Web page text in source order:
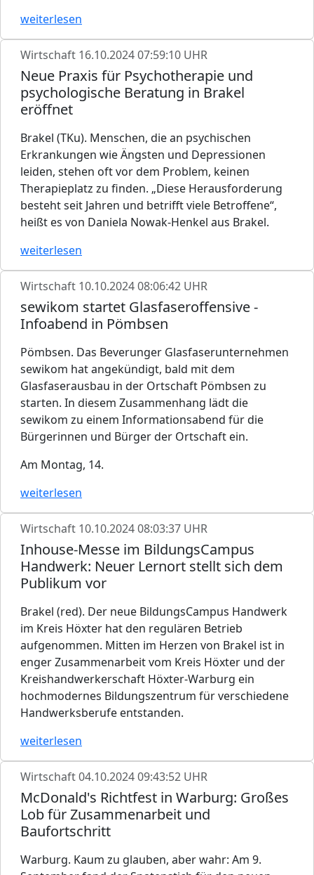
weiterlesen
Wirtschaft 16.10.2024 07:59:10 UHR
Neue Praxis für Psychotherapie und
psychologische Beratung in Brakel
eröffnet
Brakel (TKu). Menschen, die an psychischen
Erkrankungen wie Ängsten und Depressionen
leiden, stehen oft vor dem Problem, keinen
Therapieplatz zu finden. „Diese Herausforderung
besteht seit Jahren und betrifft viele Betroffene“,
heißt es von Daniela Nowak-Henkel aus Brakel.
weiterlesen
Wirtschaft 10.10.2024 08:06:42 UHR
sewikom startet Glasfaseroffensive -
Infoabend in Pömbsen
Pömbsen. Das Beverunger Glasfaserunternehmen
sewikom hat angekündigt, bald mit dem
Glasfaserausbau in der Ortschaft Pömbsen zu
starten. In diesem Zusammenhang lädt die
sewikom zu einem Informationsabend für die
Bürgerinnen und Bürger der Ortschaft ein.
Am Montag, 14.
weiterlesen
Wirtschaft 10.10.2024 08:03:37 UHR
Inhouse-Messe im BildungsCampus
Handwerk: Neuer Lernort stellt sich dem
Publikum vor
Brakel (red). Der neue BildungsCampus Handwerk
im Kreis Höxter hat den regulären Betrieb
aufgenommen. Mitten im Herzen von Brakel ist in
enger Zusammenarbeit vom Kreis Höxter und der
Kreishandwerkerschaft Höxter-Warburg ein
hochmodernes Bildungszentrum für verschiedene
Handwerksberufe entstanden.
weiterlesen
Wirtschaft04.10.2024 09:43:52 UHR
McDonald's Richtfest in Warburg: Großes
Lob für Zusammenarbeit und
Baufortschritt
Warburg. Kaum zu glauben, aber wahr: Am 9.